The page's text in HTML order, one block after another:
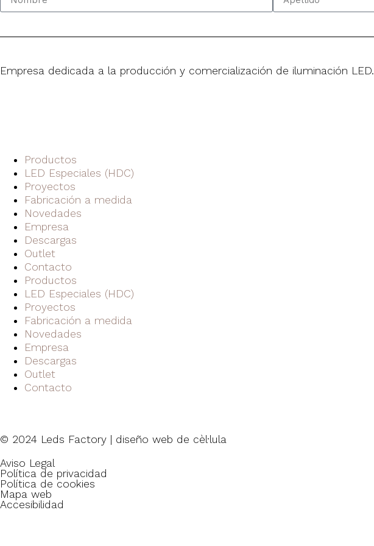
Empresa dedicada a la producción y comercialización de iluminación LED.
Productos
LED Especiales (HDC)
Proyectos
Fabricación a medida
Novedades
Empresa
Descargas
Outlet
Contacto
Productos
LED Especiales (HDC)
Proyectos
Fabricación a medida
Novedades
Empresa
Descargas
Outlet
Contacto
© 2024 Leds Factory | diseño web de cèl·lula
Aviso Legal
Política de privacidad
Política de cookies
Mapa web
Accesibilidad